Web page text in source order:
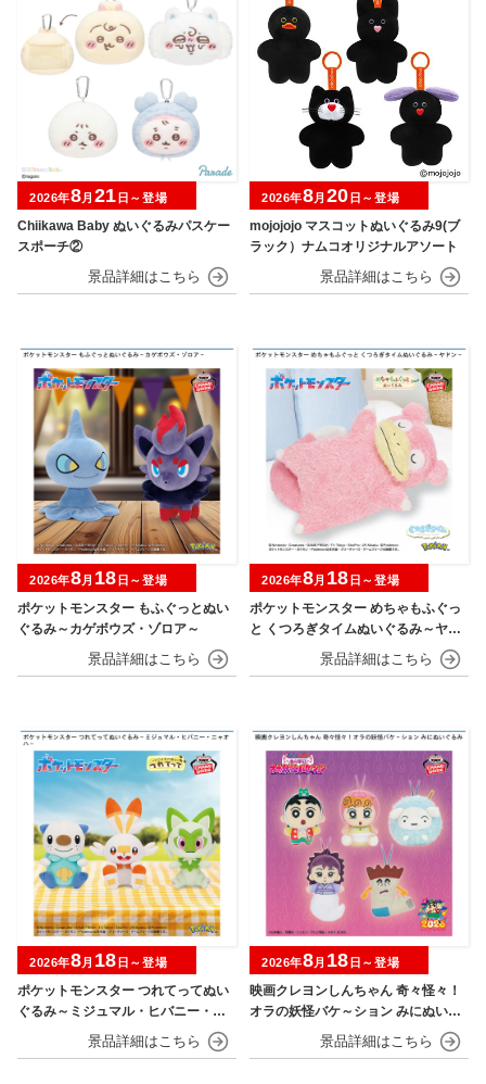
Chiikawa Baby ぬいぐるみパスケー
スポーチ②
2026年8月 21 日～登場
mojojojo マスコットぬいぐるみ9(ブ
ラック）ナムコオリジナルアソート
2026年8月 20 日～登場
ポケットモンスター もふぐっとぬい
ぐるみ～カゲボウズ・ゾロア～
2026年8月 18 日～登場
ポケットモンスター めちゃもふぐっ
と くつろぎタイムぬいぐるみ～ヤド
2026年8月 18 日～登場
ポケットモンスター つれてってぬい
ぐるみ～ミジュマル・ヒバニー・ニ
2026年8月 18 日～登場
映画クレヨンしんちゃん 奇々怪々！
オラの妖怪バケ～ション みにぬいぐ
2026年8月 18 日～登場